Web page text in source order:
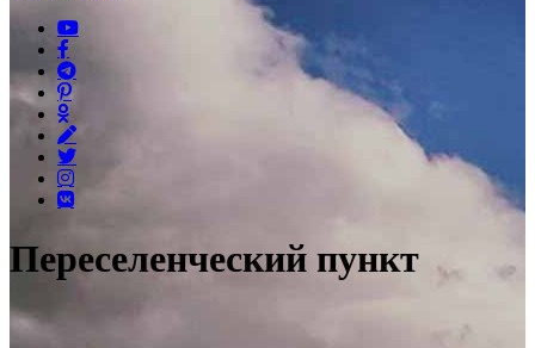
Переселенческий пункт